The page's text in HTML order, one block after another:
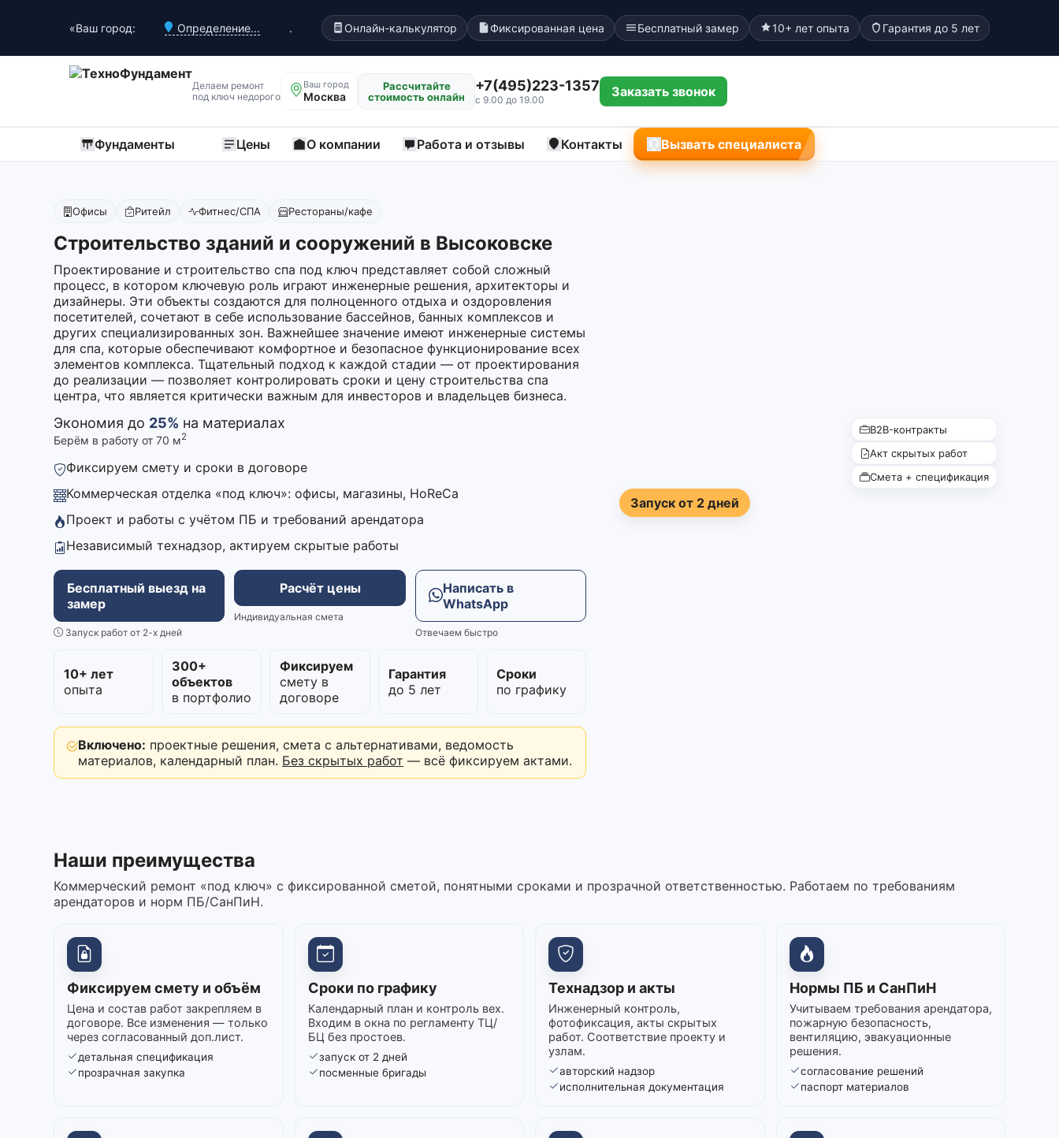
«Ваш город: Определение... . Онлайн-калькулятор Фиксированная цена Бесплатный замер 10+ лет опыта Гарантия до 5 лет
Делаем ремонт
под ключ недорого
Ваш город
Москва
Рассчитайте
стоимость онлайн
+7(495)223-1357
с 9.00 до 19.00
Заказать звонок
Фундаменты Цены О компании Работа и отзывы Контакты Вызвать специалиста
Офисы Ритейл Фитнес/СПА Рестораны/кафе
Строительство зданий и сооружений в Высоковске
Проектирование и строительство спа под ключ представляет собой сложный
процесс, в котором ключевую роль играют инженерные решения, архитекторы и
дизайнеры. Эти объекты создаются для полноценного отдыха и оздоровления
посетителей, сочетают в себе использование бассейнов, банных комплексов и
других специализированных зон. Важнейшее значение имеют инженерные системы
для спа, которые обеспечивают комфортное и безопасное функционирование всех
элементов комплекса. Тщательный подход к каждой стадии — от проектирования
до реализации — позволяет контролировать сроки и цену строительства спа
центра, что является критически важным для инвесторов и владельцев бизнеса.
Экономия до 25% на материалах
Берём в работу от 70 м2
Фиксируем смету и сроки в договоре
Коммерческая отделка «под ключ»: офисы, магазины, HoReCa
Проект и работы с учётом ПБ и требований арендатора
Независимый технадзор, актируем скрытые работы
Бесплатный выезд на
замер
Запуск работ от 2-х дней
Расчёт цены
Индивидуальная смета
Написать в
WhatsApp
Отвечаем быстро
10+ лет
опыта
300+
объектов
в портфолио
Фиксируем
смету в
договоре
Гарантия
до 5 лет
Сроки
по графику
Включено: проектные решения, смета с альтернативами, ведомость
материалов, календарный план. Без скрытых работ — всё фиксируем актами.
Запуск от 2 дней
B2B-контракты
Акт скрытых работ
Смета + спецификация
Наши преимущества
Коммерческий ремонт «под ключ» с фиксированной сметой, понятными сроками и прозрачной ответственностью. Работаем по требованиям
арендаторов и норм ПБ/СанПиН.
Фиксируем смету и объём
Цена и состав работ закрепляем в
договоре. Все изменения — только
через согласованный доп.лист.
детальная спецификация
прозрачная закупка
Сроки по графику
Календарный план и контроль вех.
Входим в окна по регламенту ТЦ/
БЦ без простоев.
запуск от 2 дней
посменные бригады
Технадзор и акты
Инженерный контроль,
фотофиксация, акты скрытых
работ. Соответствие проекту и
узлам.
авторский надзор
исполнительная документация
Нормы ПБ и СанПиН
Учитываем требования арендатора,
пожарную безопасность,
вентиляцию, эвакуационные
решения.
согласование решений
паспорт материалов